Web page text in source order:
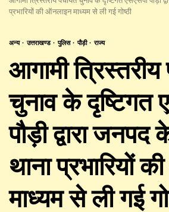
प्रभारियों की ऑनलाइन माध्यम से ली गई गोष्ठी
अन्य उत्तराखण्ड पुलिस पौड़ी राज्य
आगामी
चुनाव के दृष्टिगत
पौड़ी द्वारा जनपद
थाना प्रभारियों
माध्यम से ली गई